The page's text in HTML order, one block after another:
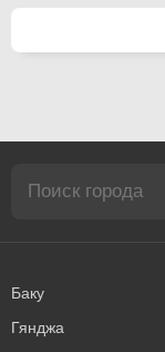
Баку
Гянджа